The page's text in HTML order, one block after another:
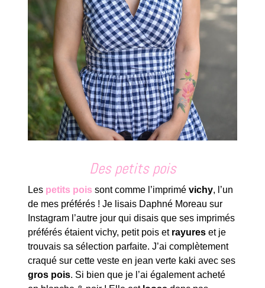
Des petits pois
Les petits pois sont comme l’imprimévichy, l’un
de mes préférés ! Je lisais Daphné Moreau sur
Instagram l’autre jour qui disais que ses imprimés
préférés étaient vichy, petit pois et rayures et je
trouvais sa sélection parfaite. J’ai complètement
craqué sur cette veste en jean verte kaki avec ses
gros pois. Si bien que je l’ai également acheté